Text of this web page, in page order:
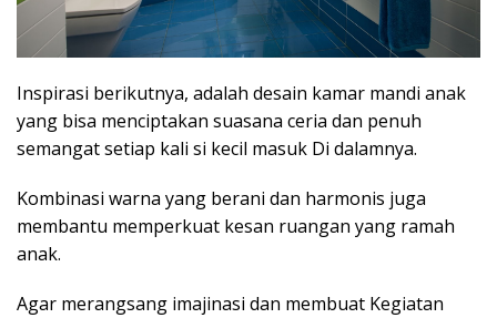
Inspirasi berikutnya, adalah desain kamar mandi anak
yang bisa menciptakan suasana ceria dan penuh
semangat setiap kali si kecil masuk Di dalamnya.
Kombinasi warna yang berani dan harmonis juga
membantu memperkuat kesan ruangan yang ramah
anak.
Agar merangsang imajinasi dan membuat Kegiatan